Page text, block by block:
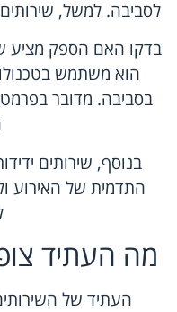
לסביבה. למשל,
בדקו האם הספק מציע
הוא משתמש
בסביבה. מדובר
בנוסף, שירותים
התדמית של האירוע
מה העתיד
העתיד של